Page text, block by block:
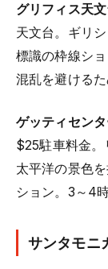
グリフィス天
天文台。ギリ
標識の枠線シ
混乱を避けるた
ゲッティセン
$25駐車料金。
太平洋の景色
ション。3～4
サンタモニ